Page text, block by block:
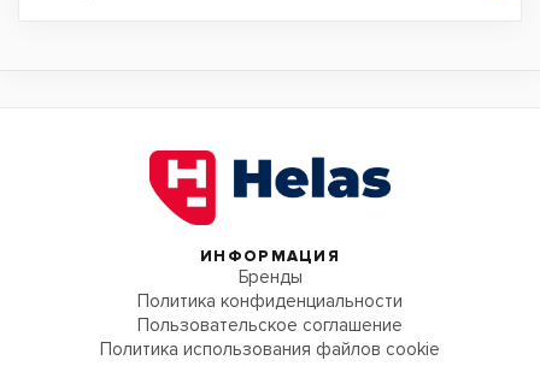
ИНФОРМАЦИЯ
Бренды
Политика конфиденциальности
Пользовательское соглашение
Политика использования файлов cookie